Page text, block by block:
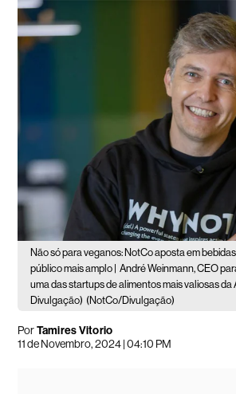
Não só para veganos: NotCo aposta em
público mais amplo |
André Weinmann, CEO
uma das startups de alimentos mais valiosas da
Divulgação) (NotCo/Divulgação)
PorTamires Vitorio
11 de Novembro, 2024 | 04:10 PM